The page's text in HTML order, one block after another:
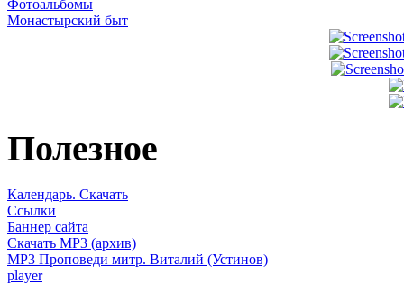
Фотоальбомы
Монастырский быт
Полезное
Календарь. Скачать
Ссылки
Баннер сайта
Скачать MP3 (архив)
MP3 Проповеди митр. Виталий (Устинов)
player